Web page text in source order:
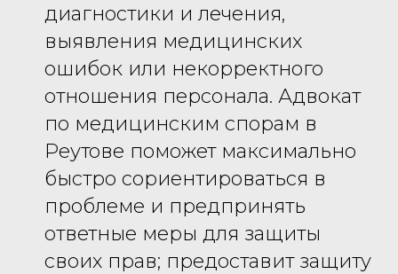
диагностики и лечения,
выявления медицинских
ошибок или некорректного
отношения персонала. Адвокат
по медицинским спорам в
Реутове поможет максимально
быстро сориентироваться в
проблеме и предпринять
ответные меры для защиты
своих прав; предоставит защиту